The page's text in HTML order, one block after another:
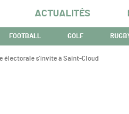
ACTUALITÉS
FOOTBALL GOLF
électorale s’invite à Saint-Cloud